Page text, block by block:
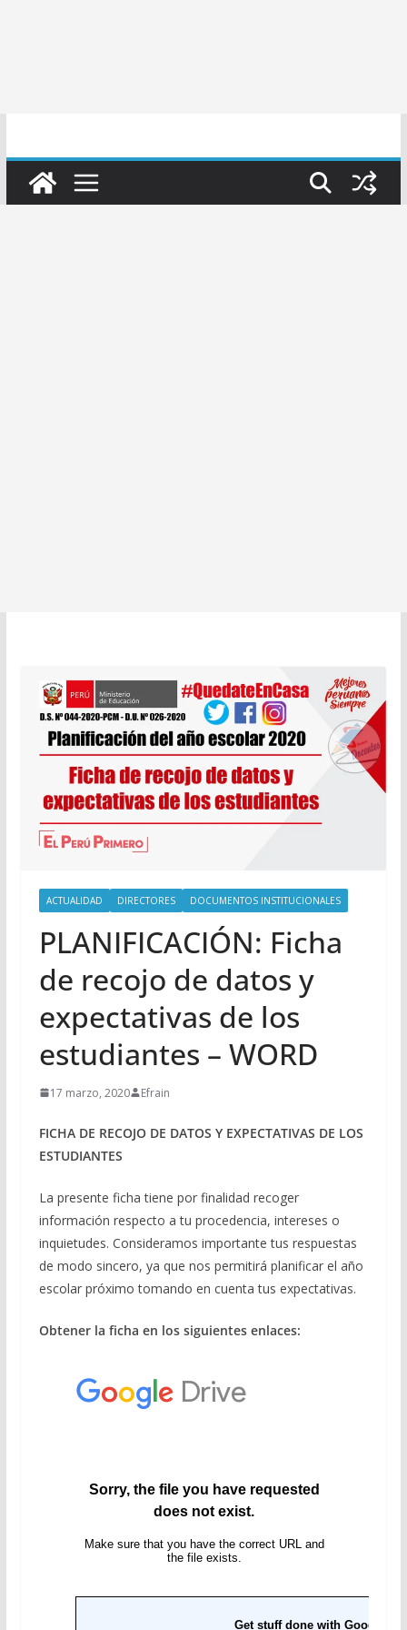
ACTUALIDAD DIRECTORES DOCUMENTOS INSTITUCIONALES
PLANIFICACIÓN: Ficha
de recojo de datos y
expectativas de los
estudiantes – WORD
17 marzo, 2020 Efrain
FICHA DE RECOJO DE DATOS Y EXPECTATIVAS DE LOS
ESTUDIANTES
La presente ficha tiene por finalidad recoger
información respecto a tu procedencia, intereses o
inquietudes. Consideramos importante tus respuestas
de modo sincero, ya que nos permitirá planificar el año
escolar próximo tomando en cuenta tus expectativas.
Obtener la ficha en los siguientes enlaces: